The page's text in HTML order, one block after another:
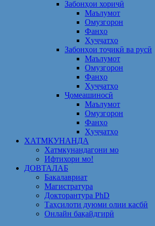
Забонҳои хориҷӣ
Маълумот
Омузгорон
Фанҳо
Ҳуҷҷатҳо
Забонҳои тоҷикӣ ва русӣ
Маълумот
Омузгорон
Фанҳо
Ҳуҷҷатҳо
Ҷомеашиносӣ
Маълумот
Омузгорон
Фанҳо
Ҳуҷҷатҳо
ХАТМКУНАНДА
Хатмкунандагони мо
Ифтихори мо!
ДОВТАЛАБ
Бакалавриат
Магистратура
Докторантура PhD
Таҳсилоти дуюми олии касбӣ
Онлайн бақайдгирӣ